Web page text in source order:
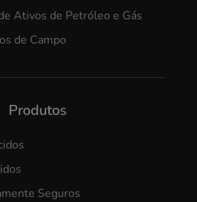
Ativos de Petróleo e Gás
de Campo
Produtos
Seguros